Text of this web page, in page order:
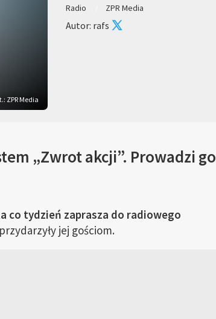
Radio ZPR Media
Autor: rafs
ZPR Media
„Zwrot akcji”. Prowadzi go
co tydzień zaprasza do radiowego
jej gościom.